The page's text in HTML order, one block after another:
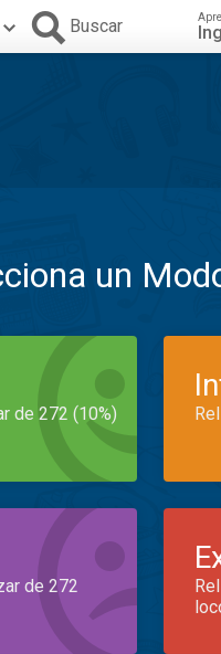
Buscar
un
de 272 (10%)
de 272